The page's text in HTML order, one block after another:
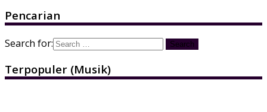
Pencarian
Search for:
Terpopuler (Musik)